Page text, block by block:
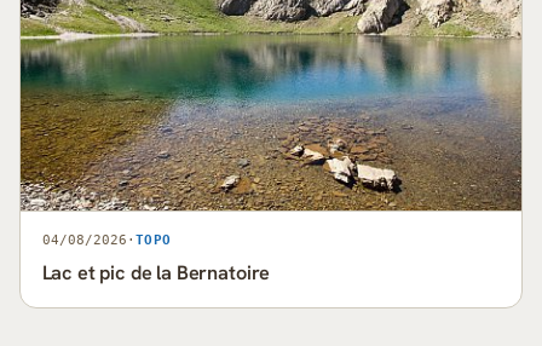
04/08/2026 · TOPO
Lac et pic de la Bernatoire